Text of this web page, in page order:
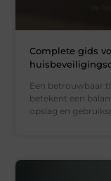
Complete gids
Een betrouwbaar
betekent een
opslag en